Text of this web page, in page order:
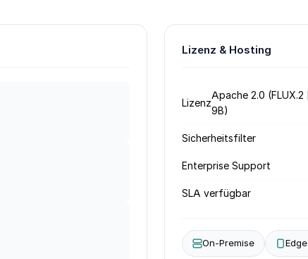
Lizenz & Hosting
Lizenz
Apache 2.0
9B)
Sicherheitsfilter
Enterprise Support
SLA verfügbar
On-Premise